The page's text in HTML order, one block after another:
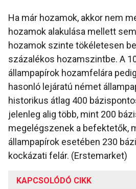
Ha már hozamok, akkor nem
hozamok alakulása mellett
hozamok szinte tökéletesen
százalékos hozamszintbe. A
állampapírok hozamfelára
hasonló lejáratú német
historikus átlag 400
jelenleg alig több, mint 200
megelégszenek a befektetők,
állampapírok esetében 230
kockázati felár. (Erstemarket)
KAPCSOLÓDÓ CIKK